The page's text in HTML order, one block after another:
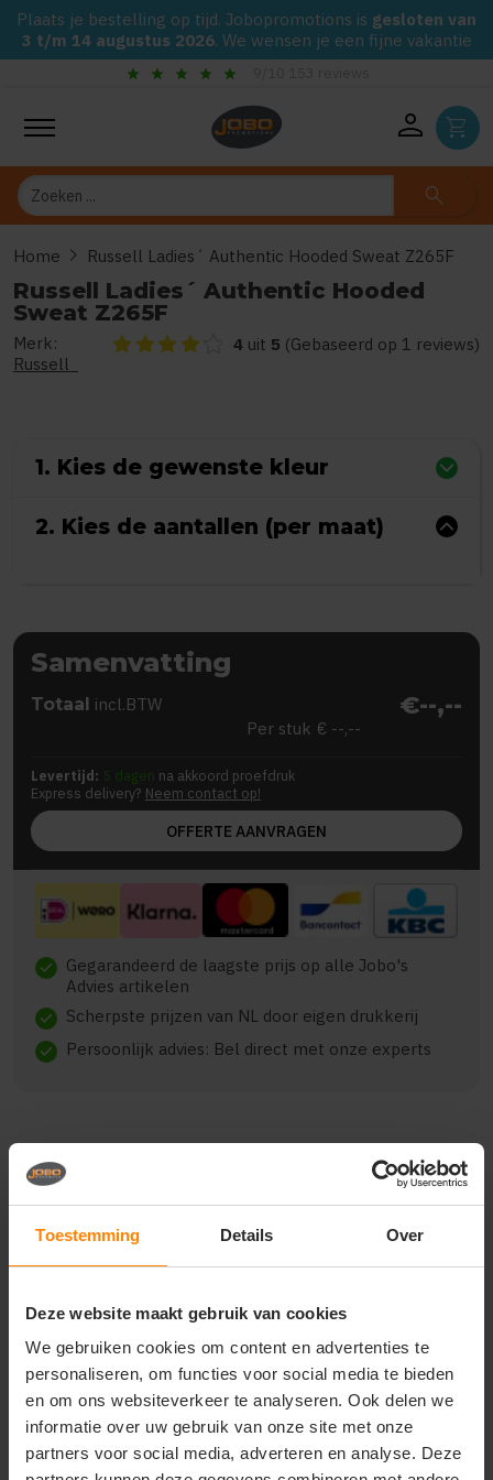
Toestemming Details Over
Deze website maakt gebruik van cookies
We gebruiken cookies om content en advertenties te
personaliseren, om functies voor social media te bieden
en om ons websiteverkeer te analyseren. Ook delen we
informatie over uw gebruik van onze site met onze
partners voor social media, adverteren en analyse. Deze
Plaats je bestelling op tijd. Jobopromotions is gesloten van
3 t/m 14 augustus 2026. We wensen je een fijne vakantie
Gegarandeerd de laagste prijs op alle Jobo's Advies
person shopping_cart
Zoeken search
Home chevron_right Russell Ladies´ Authentic Hooded Sweat Z265F
Russell Ladies´ Authentic Hooded
Sweat Z265F
Merk:
Russell
De beoordeling van dit product is4 van de 5
4 uit 5 (Gebaseerd op 1 reviews)
1. Kies de gewenste kleur
2. Kies de aantallen (per maat)
Samenvatting
Totaal incl.BTW €--,--
Per stuk € --,--
Levertijd: 5 dagen na akkoord proefdruk
Express delivery? Neem contact op!
OFFERTE AANVRAGEN
check Gegarandeerd de laagste prijs op alle Jobo's
Advies artikelen
check Scherpste prijzen van NL door eigen drukkerij
check Persoonlijk advies: Bel direct met onze experts
Beschrijving
Het Russell Ladies´ Authentic Hooded Sweat Z265F
80% katoen / 20% polyester met een grammage van
draagcomfort en duurzaamheid. Geschikt voor
dagelijks gebruik, bedrijfskleding en promotionele
toepassingen. Verkrijgbaar in diverse varianten en
maten.